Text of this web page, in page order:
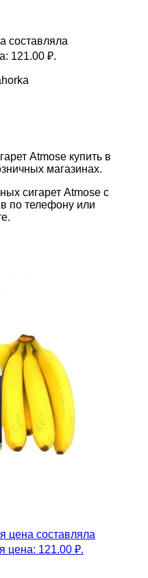
составляла
121.00 ₽.
Atmose купить в
магазинах.
сигарет Atmose с
по телефону или
цена составляла
цена: 121.00 ₽.